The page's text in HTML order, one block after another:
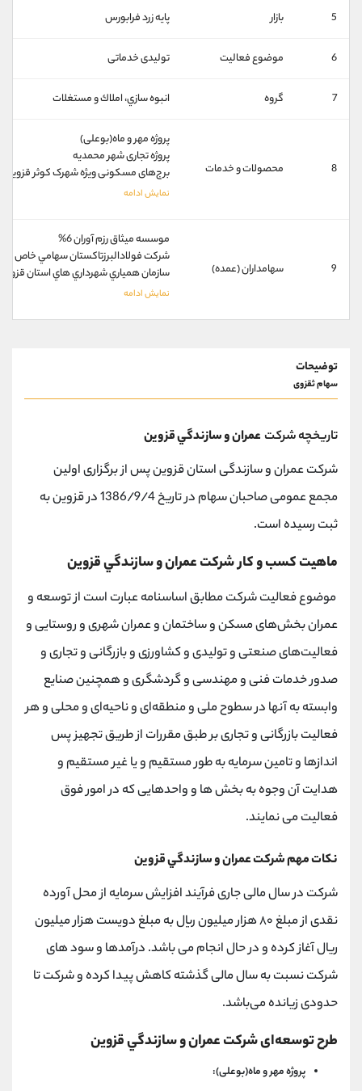
5 بازار پایه زرد فرابورس
6 موضوع فعالیت تولیدی خدماتی
7 گروه انبوه سازي، املاك و مستغلات
8 محصولات و خدمات
پروژه مهر و ماه(بوعلی)
پروژه تجاری شهر محمدیه
برج‌های مسکونی ویژه شهرک کوثر قزوین
9 سهامداران (عمده)
موسسه ميثاق رزم آوران 6%
شركت فولادالبرزتاكستان سهامي خاص 5%
سازمان همياري شهرداري هاي استان قزوين
توضیحات
سهام ثقزوی
تاریخچه شرکت عمران و سازندگي قزوين
شرکت عمران و سازندگی استان قزوین پس از برگزاری اولین
مجمع عمومی صاحبان سهام در تاریخ 1386/9/4 در قزوین به
ثبت رسیده است.
ماهیت کسب و کار شركت عمران و سازندگي قزوين
موضوع فعالیت شرکت مطابق اساسنامه عبارت است از توسعه و
عمران بخش‌های مسکن و ساختمان و عمران شهری و روستایی و
فعالیت‌های صنعتی و تولیدی و کشاورزی و بازرگانی و تجاری و
صدور خدمات فنی و مهندسی و گردشگری و همچنین صنایع
وابسته به آنها در سطوح ملی و منطقه‌ای و ناحیه‌ای و محلی و هر
فعالیت بازرگانی و تجاری بر طبق مقررات از طریق تجهیز پس
اندازها و تامین سرمایه به طور مستقیم و یا غیر مستقیم و
هدایت آن وجوه به بخش ها و واحدهایی که در امور فوق
فعالیت می نمایند.
نکات مهم شركت عمران و سازندگي قزوين
شرکت در سال مالی جاری فرآیند افزایش سرمایه از محل آورده
نقدی از مبلغ ۸۰ هزار میلیون ریال به مبلغ دویست هزار میلیون
ریال آغاز کرده و در حال انجام می باشد. درآمدها و سود های
شرکت نسبت به سال مالی گذشته کاهش پیدا کرده و شرکت تا
حدودی زیانده می‌باشد.
طرح توسعه‌ای شرکت عمران و سازندگي قزوين
پروژه مهر و ماه(بوعلی):